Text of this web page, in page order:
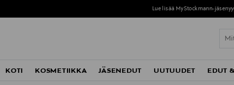
Lue lisää MyStockmann-
KOTI KOSMETIIKKA JÄSENEDUT UUTUUDET EDUT